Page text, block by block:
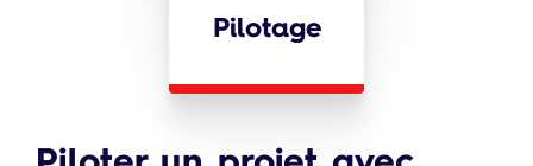
Pilotage